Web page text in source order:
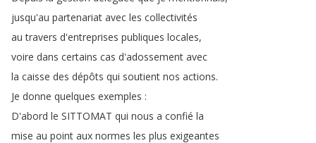
jusqu'au partenariat avec les collectivités
au travers d'entreprises publiques locales,
voire dans certains cas d'adossement avec
la caisse des dépôts qui soutient nos actions.
Je donne quelques exemples :
D'abord le SITTOMAT qui nous a confié la
mise au point aux normes les plus exigeantes